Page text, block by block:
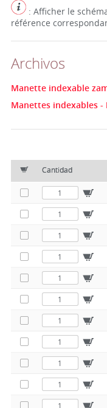
: Afficher le
référence
Archivos
Manette indexable
Manettes indexables -
Cantidad